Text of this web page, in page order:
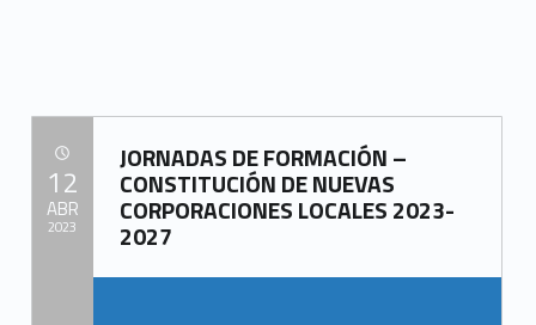
JORNADAS DE FORMACIÓN –
CONSTITUCIÓN DE NUEVAS
CORPORACIONES LOCALES 2023-
2027
POSTED ON:12
ABR
2023